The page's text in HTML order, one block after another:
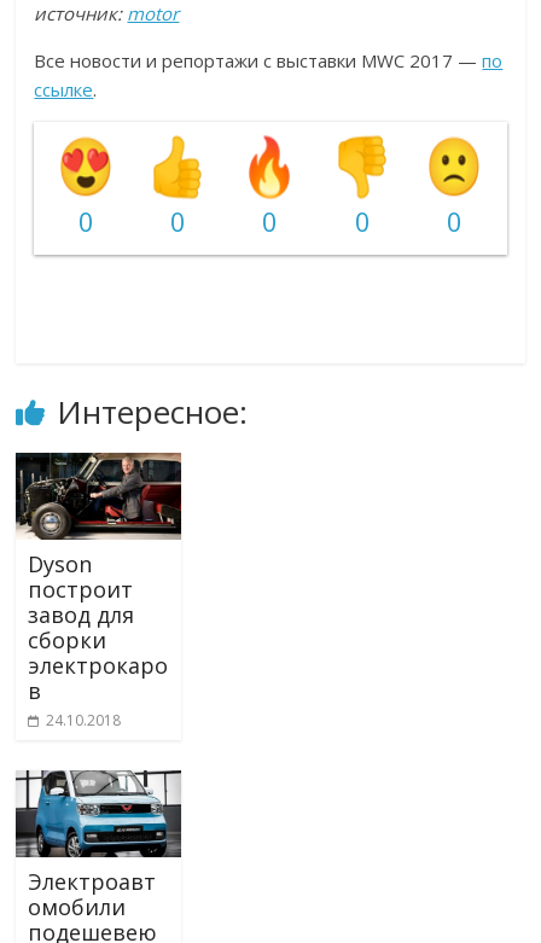
источник: motor
Все новости и репортажи с выставки MWC 2017 —по
ссылке.
0 0 0 0 0
Интересное:
Dyson
построит
завод для
сборки
электрокаро
в
24.10.2018
Электроавт
омобили
подешевею